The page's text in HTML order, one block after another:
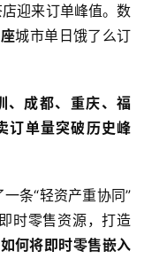
迎来订单峰值。数
城市单日饿了么订
、成都、重庆、福
订单量突破历史峰
条“轻资产重协同”
时零售资源，打造
何将即时零售嵌入